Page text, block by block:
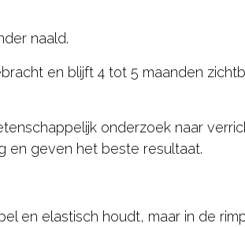
naald.
en blijft 4 tot 5 maanden
onderzoek naar
en geven het beste resultaat.
en elastisch houdt, maar in de